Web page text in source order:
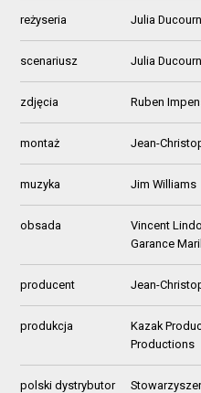
reżyseria Julia
scenariusz Julia
zdjęcia Ruben
montaż Jean-
muzyka Jim Williams
obsada
Vincent
Garance
producent Jean-
produkcja
Kazak
Productions
polski dystrybutor